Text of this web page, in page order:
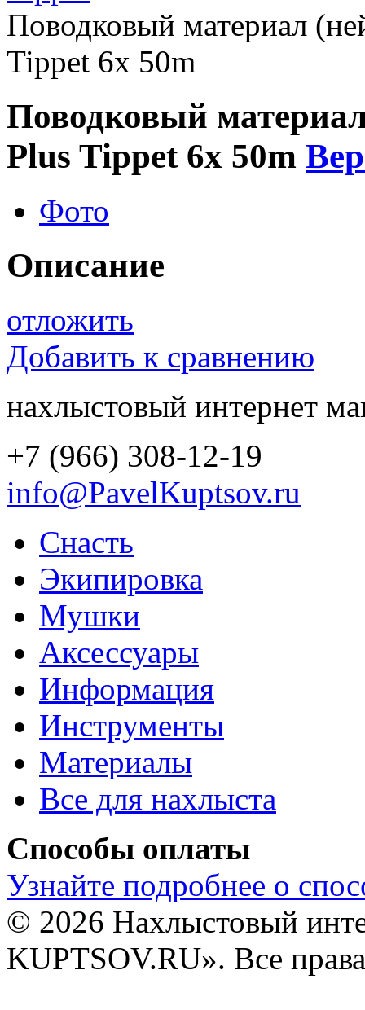
Поводковый материал
Tippet 6x 50m
Поводковый
Plus Tippet 6x 50m
Фото
Описание
отложить
Добавить к сравнению
нахлыстовый интернет
+7 (966) 308-12-19
info@PavelKuptsov.ru
Снасть
Экипировка
Мушки
Аксессуары
Информация
Инструменты
Материалы
Все для нахлыста
Способы оплаты
Узнайте подробнее о
© 2026 Нахлыстовый
KUPTSOV.RU». Все